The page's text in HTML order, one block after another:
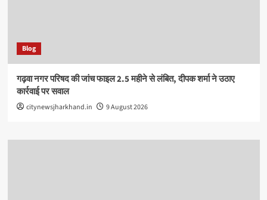
Blog
गढ़वा नगर परिषद की जांच फाइल 2.5 महीने से लंबित, दीपक शर्मा ने उठाए
कार्रवाई पर सवाल
citynewsjharkhand.in 9 August 2026